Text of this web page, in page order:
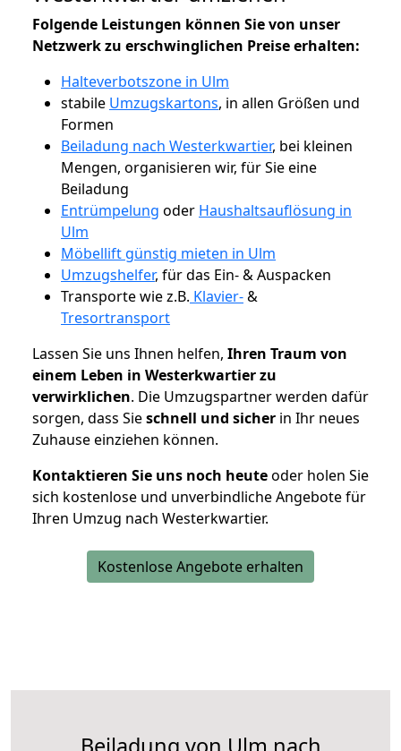
Folgende Leistungen können Sie von unser
Netzwerk zu erschwinglichen Preise erhalten:
Halteverbotszone in Ulm
stabile Umzugskartons, in allen Größen und
Formen
Beiladung nach Westerkwartier, bei kleinen
Mengen, organisieren wir, für Sie eine
Beiladung
Entrümpelung oder Haushaltsauflösung in
Ulm
Möbellift günstig mieten in Ulm
Umzugshelfer, für das Ein- & Auspacken
Transporte wie z.B. Klavier-&
Tresortransport
Lassen Sie uns Ihnen helfen, Ihren Traum von
einem Leben in Westerkwartier zu
verwirklichen. Die Umzugspartner werden dafür
sorgen, dass Sieschnell und sicher in Ihr neues
Zuhause einziehen können.
Kontaktieren Sie uns noch heuteoder holen Sie
sich kostenlose und unverbindliche Angebote für
Ihren Umzug nach Westerkwartier.
Kostenlose Angebote erhalten